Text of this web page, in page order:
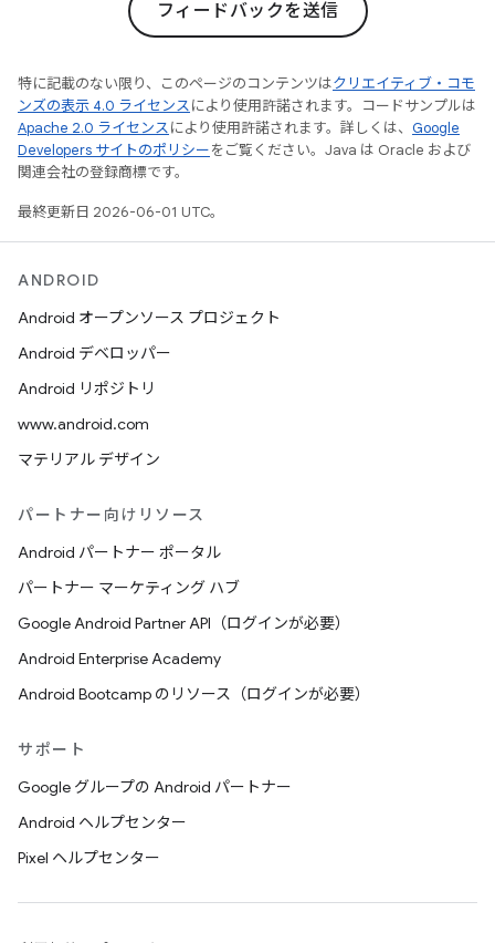
フィードバックを送信
特に記載のない限り、このページのコンテンツはクリエイティブ・コモ
ンズの表示 4.0 ライセンスにより使用許諾されます。コードサンプルは
Apache 2.0 ライセンスにより使用許諾されます。詳しくは、 Google
Developers サイトのポリシーをご覧ください。Java は Oracle および
関連会社の登録商標です。
最終更新日 2026-06-01 UTC。
ANDROID
Android オープンソース プロジェクト
Android デベロッパー
Android リポジトリ
www.android.com
マテリアル デザイン
パートナー向けリソース
Android パートナー ポータル
パートナー マーケティング ハブ
Google Android Partner API（ログインが必要）
Android Enterprise Academy
Android Bootcamp のリソース（ログインが必要）
サポート
Google グループの Android パートナー
Android ヘルプセンター
Pixel ヘルプセンター